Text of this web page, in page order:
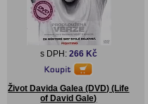
s DPH: 266 Kč
Život Davida Galea (DVD) (Life
of David Gale)